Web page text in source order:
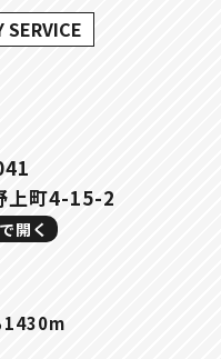
SERVICE
上町4-15-2
開く
1430m